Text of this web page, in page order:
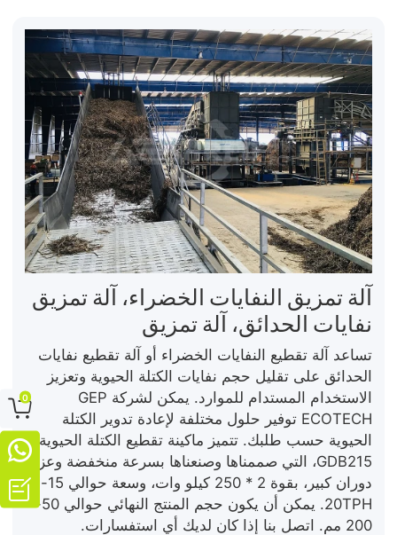
آلة تمزيق النفايات الخضراء، آلة تمزيق
نفايات الحدائق، آلة تمزيق
تساعد آلة تقطيع النفايات الخضراء أو آلة تقطيع نفايات
الحدائق على تقليل حجم نفايات الكتلة الحيوية وتعزيز
الاستخدام المستدام للموارد. يمكن لشركة GEP
ECOTECH توفير حلول مختلفة لإعادة تدوير الكتلة
الحيوية حسب طلبك. تتميز ماكينة تقطيع الكتلة الحيوية
GDB215، التي صممناها وصنعناها بسرعة منخفضة وعزم
دوران كبير، بقوة 2 * 250 كيلو وات، وسعة حوالي 15-
20TPH. يمكن أن يكون حجم المنتج النهائي حوالي 50-
200 مم. اتصل بنا إذا كان لديك أي استفسارات.

0

